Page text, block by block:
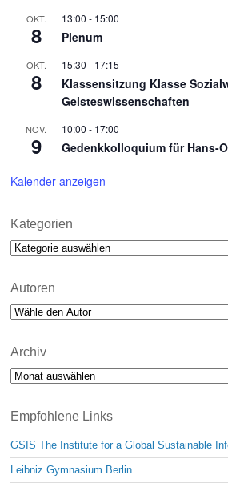
OKT.
8
13:00 - 15:00
Plenum
OKT.
8
15:30 - 17:15
Klassensitzung Klasse
Geisteswissenschaften
NOV.
9
10:00 - 17:00
Gedenkkolloquium für Hans-
Kalender anzeigen
Kategorien
Kategorien
Autoren
Archiv
Archiv
Empfohlene Links
GSIS The Institute for a Global Sustainable
Leibniz Gymnasium Berlin